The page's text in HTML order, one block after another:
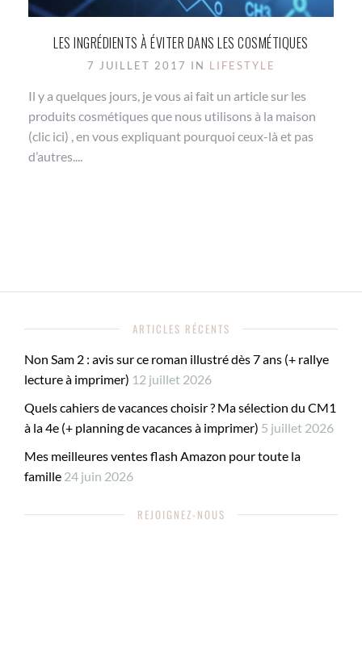
LES INGRÉDIENTS À ÉVITER DANS LES COSMÉTIQUES
7 JUILLET 2017 IN LIFESTYLE
Il y a quelques jours, je vous ai fait un article sur les
produits cosmétiques que nous utilisons à la maison
(clic ici) , en vous expliquant pourquoi ceux-là et pas
d’autres....
ARTICLES RÉCENTS
Non Sam 2 : avis sur ce roman illustré dès 7 ans (+ rallye
lecture à imprimer) 12 juillet 2026
Quels cahiers de vacances choisir ? Ma sélection du CM1
à la 4e (+ planning de vacances à imprimer) 5 juillet 2026
Mes meilleures ventes flash Amazon pour toute la
famille 24 juin 2026
REJOIGNEZ-NOUS